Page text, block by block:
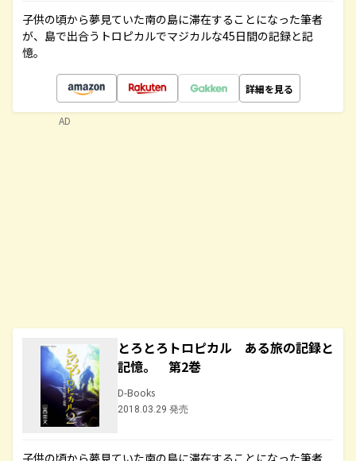
子供の頃から夢見ていた南の島に滞在することになった筆者
が、島で出合うトロピカルでマジカルな45日間の記録と記
憶。
詳細を見る
とろとろトロピカル ある旅の記録と
記憶。 第2巻
D-Books
2018.03.29 発売
子供の頃から夢見ていた南の島に滞在することになった筆者
AD